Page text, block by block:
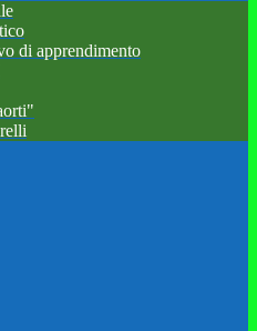
di apprendimento